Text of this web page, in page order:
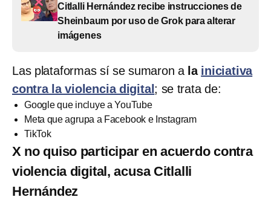
Citlalli Hernández recibe instrucciones de
Sheinbaum por uso de Grok para alterar
imágenes
Las plataformas sí se sumaron a la iniciativa
contra la violencia digital ; se trata de:
Google que incluye a YouTube
Meta que agrupa a Facebook e Instagram
TikTok
X no quiso participar en acuerdo contra
violencia digital, acusa Citlalli
Hernández